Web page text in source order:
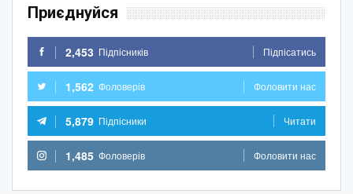
Приєднуйся
2,453 Підпісників Підпісатись
1,562 Фоловерів Фоловити нас
5,879 Підпісники Читати
1,485 Фоловерів Фоловити нас